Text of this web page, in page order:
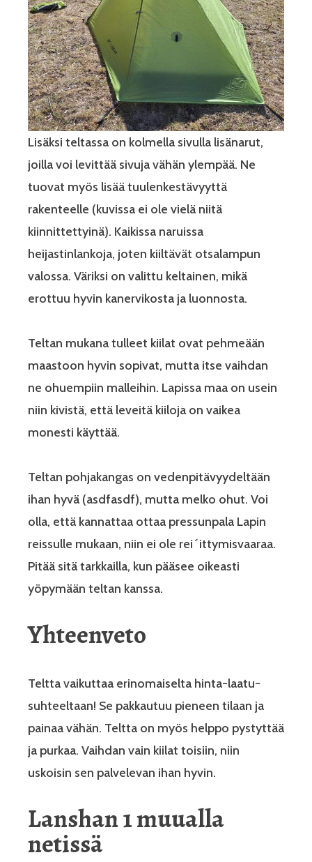
Lisäksi teltassa on kolmella sivulla lisänarut,
joilla voi levittää sivuja vähän ylempää. Ne
tuovat myös lisää tuulenkestävyyttä
rakenteelle (kuvissa ei ole vielä niitä
kiinnittettyinä). Kaikissa naruissa
heijastinlankoja, joten kiiltävät otsalampun
valossa. Väriksi on valittu keltainen, mikä
erottuu hyvin kanervikosta ja luonnosta.
Teltan mukana tulleet kiilat ovat pehmeään
maastoon hyvin sopivat, mutta itse vaihdan
ne ohuempiin malleihin. Lapissa maa on usein
niin kivistä, että leveitä kiiloja on vaikea
monesti käyttää.
Teltan pohjakangas on vedenpitävyydeltään
ihan hyvä (asdfasdf), mutta melko ohut. Voi
olla, että kannattaa ottaa pressunpala Lapin
reissulle mukaan, niin ei ole rei´ittymisvaaraa.
Pitää sitä tarkkailla, kun pääsee oikeasti
yöpymään teltan kanssa.
Yhteenveto
Teltta vaikuttaa erinomaiselta hinta-laatu-
suhteeltaan! Se pakkautuu pieneen tilaan ja
painaa vähän. Teltta on myös helppo pystyttää
ja purkaa. Vaihdan vain kiilat toisiin, niin
uskoisin sen palvelevan ihan hyvin.
Lanshan 1 muualla
netissä